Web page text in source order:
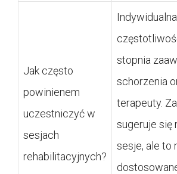
Jak często
powinienem
uczestniczyć w
sesjach
rehabilitacyjnych?
Indywidualna
stopnia
schorzenia
terapeuty.
sugeruje się
sesje, ale to